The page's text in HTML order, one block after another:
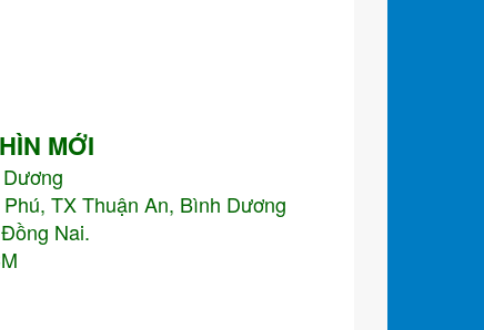
MỚI
TX Thuận An, Bình Dương
Nai.